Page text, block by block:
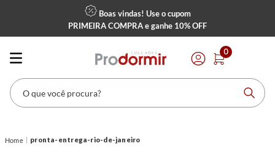
Boas vindas! Use o cupom
PRIMEIRA COMPRAe ganhe 10% OFF
0
O que você procura?
pronta-entrega-rio-de-janeiro